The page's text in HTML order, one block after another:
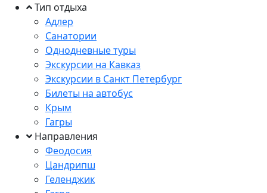
Тип отдыха
Адлер
Санатории
Однодневные туры
Экскурсии на Кавказ
Экскурсии в Санкт Петербург
Билеты на автобус
Крым
Гагры
Направления
Феодосия
Цандрипш
Геленджик